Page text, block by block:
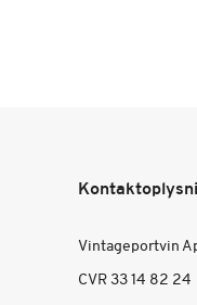
Vintageportvin
CVR 33 14 82 24